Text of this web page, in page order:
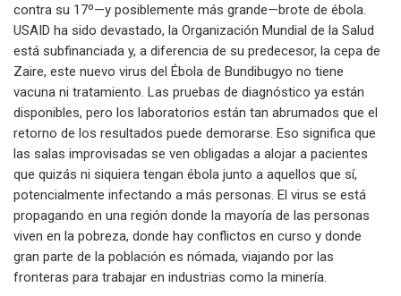
contra su 17º—y posiblemente más grande—brote de ébola.
USAID ha sido devastado, la Organización Mundial de la Salud
está subfinanciada y, a diferencia de su predecesor, la cepa de
Zaire, este nuevo virus del Ébola de Bundibugyo no tiene
vacuna ni tratamiento. Las pruebas de diagnóstico ya están
disponibles, pero los laboratorios están tan abrumados que el
retorno de los resultados puede demorarse. Eso significa que
las salas improvisadas se ven obligadas a alojar a pacientes
que quizás ni siquiera tengan ébola junto a aquellos que sí,
potencialmente infectando a más personas. El virus se está
propagando en una región donde la mayoría de las personas
viven en la pobreza, donde hay conflictos en curso y donde
gran parte de la población es nómada, viajando por las
fronteras para trabajar en industrias como la minería.